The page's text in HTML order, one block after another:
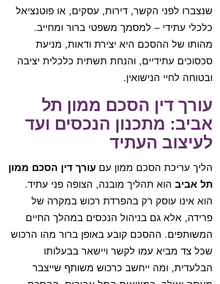
שנצברו לפני הקשר, דירות, עסקים, או פוטנציאל
כלכלי עתידי – למסמך משפטי ברור ומחייב.
מהותו של ההסכם היא יצירת ודאות, מניעת
סכסוכים עתידיים, והנחת תשתית כלכלית יציבה
ובטוחה לחיי הנישואין.
עורך דין הסכם ממון תל
אביב: מתכנון הנכסים ועד
לעיצוב העתיד
הליך עריכת הסכם ממון עם עורך דין הסכם ממון
תל אביב הוא תהליך מובנה, הצופה פני עתיד.
הוא אינו עוסק רק בהפרדת רכוש במקרה של
פרידה, אלא גם בניהול הנכסים במהלך החיים
המשותפים. ההסכם קובע באופן ברור מהו הרכוש
שכל צד מביא עמו לקשר ויישאר בבעלותו
הבלעדית, ומה ייחשב כרכוש משותף שייצבר